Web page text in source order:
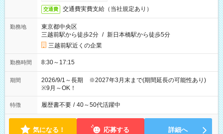
交通費 交通費実費支給（当社規定あり）
勤務地
東京都中央区
三越前駅から徒歩2分 / 新日本橋駅から徒歩5分
三越前駅近くの企業
勤務時間 8:30～17:15
期間
2026/9/1～長期 ※2027年3月末まで(期間延長の可能性あり)
※9月～OK！
特徴 履歴書不要 / 40～50代活躍中
気になる！ 応募する 詳細へ